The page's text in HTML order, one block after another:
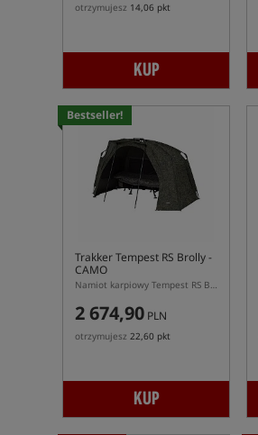
otrzymujesz 14,06 pkt
KUP
Bestseller!
Trakker Tempest RS Brolly -
CAMO
Namiot karpiowy Tempest RS Brolly w kolorze kamuflażu
2 674,90 PLN
otrzymujesz 22,60 pkt
KUP